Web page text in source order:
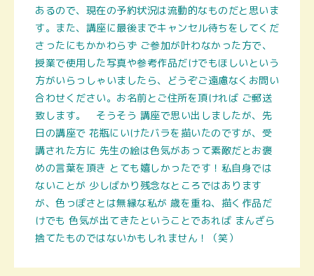
あるので、現在の予約状況は流動的なものだと思いま
す。また、講座に最後までキャンセル待ちをしてくだ
さったにもかかわらず ご参加が叶わなかった方で、
授業で使用した写真や参考作品だけでもほしいという
方がいらっしゃいましたら、どうぞご遠慮なくお問い
合わせください。お名前とご住所を頂ければ ご郵送
致します。 そうそう 講座で思い出しましたが、先
日の講座で 花瓶にいけたバラを描いたのですが、受
講された方に 先生の絵は色気があって素敵だとお褒
めの言葉を頂き とても嬉しかったです！私自身では
ないことが 少しばかり残念なところではあります
が、色っぽさとは無縁な私が 歳を重ね、描く作品だ
けでも 色気が出てきたということであれば まんざら
捨てたものではないかもしれません！（笑）